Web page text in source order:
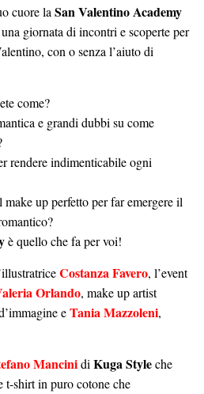
cuore laSan Valentino Academy
giornata di incontri e scoperte per
con o senza l’aiuto di
come?
e grandi dubbi su come
rendere indimenticabile ogni
up perfetto per far emergere il
è quello che fa per voi!
Costanza Favero, l’event
Orlando, make up artist
eTania Mazzoleni,
MancinidiKuga Styleche
t-shirt in puro cotone che